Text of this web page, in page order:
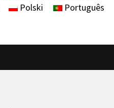
Polski
Português